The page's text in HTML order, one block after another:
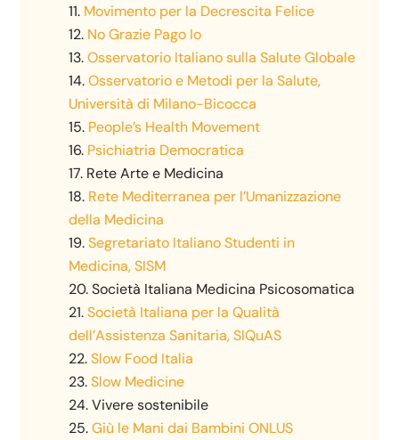
Movimento per la Decrescita Felice
No Grazie Pago Io
Osservatorio Italiano sulla Salute Globale
Osservatorio e Metodi per la Salute,
Università di Milano-Bicocca
People’s Health Movement
Psichiatria Democratica
Rete Arte e Medicina
Rete Mediterranea per l’Umanizzazione
della Medicina
Segretariato Italiano Studenti in
Medicina, SISM
Società Italiana Medicina Psicosomatica
Società Italiana per la Qualità
dell’Assistenza Sanitaria, SIQuAS
Slow Food Italia
Slow Medicine
Vivere sostenibile
Giù le Mani dai Bambini ONLUS